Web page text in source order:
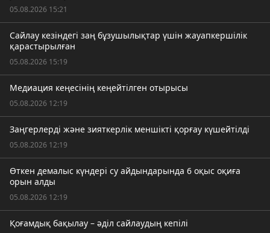
05.08.2026 15:21
Сайлау кезіндегі заң бұзушылықтар үшін жауапкершілік
қарастырылған
05.08.2026 15:19
Медиация кеңесінің кеңейтілген отырысы
05.08.2026 12:19
Заңгерлерді және зияткерлік меншікті қорғау күшейтілді
05.08.2026 12:19
Өткен демалыс күндері су айдындарында 6 оқыс оқиға
орын алды
05.08.2026 12:19
Қоғамдық бақылау – әділ сайлаудың кепілі